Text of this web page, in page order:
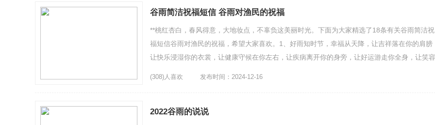
谷雨简洁祝福短信 谷雨对渔民的祝福
**桃红杏白，春风得意，大地妆点，不辜负这美丽时光。下面为大家精选了18条有关谷雨简洁祝
福短信谷雨对渔民的祝福，希望大家喜欢。1、好雨知时节，幸福从天降，让吉祥落在你的肩膀
让快乐浸湿你的衣裳，让健康守候在你左右，让疾病离开你的身旁，让好运游走你全身，让笑容
(308)人喜欢 发布时间：2024-12-16
2022谷雨的说说